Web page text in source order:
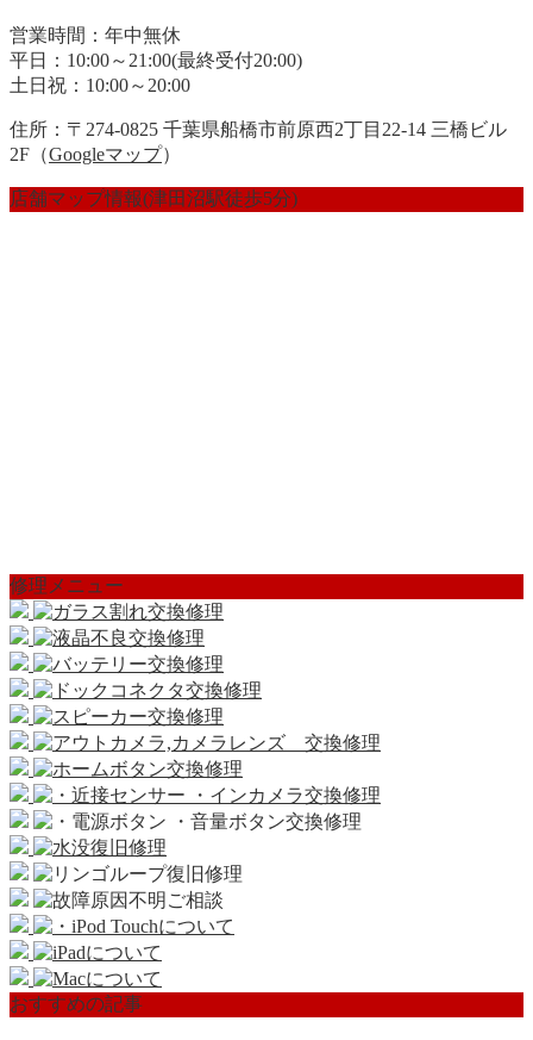
営業時間：年中無休
平日：10:00～21:00(最終受付20:00)
土日祝：10:00～20:00
住所：〒274-0825 千葉県船橋市前原西2丁目22-14 三橋ビル
2F（Googleマップ）
店舗マップ情報(津田沼駅徒歩5分)
修理メニュー
おすすめの記事